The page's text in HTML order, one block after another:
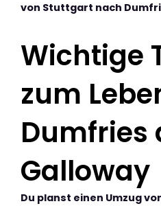
von Stuttgart nach
Wichtige
zum
Dumfries
Galloway
Du planst einen Umzug